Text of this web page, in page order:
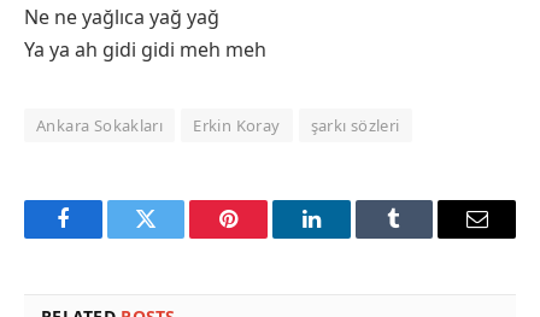
Ne ne yağlıca yağ yağ
Ya ya ah gidi gidi meh meh
Ankara Sokakları Erkin Koray şarkı sözleri
FacebookTwitter Pinterest LinkedInTumblr Email